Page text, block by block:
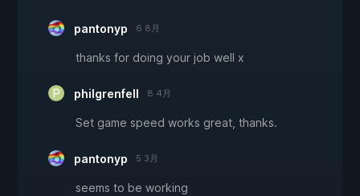
pantonyp 6 8月
thanks for doing your job well x
philgrenfell 8 4月
Set game speed works great, thanks.
pantonyp 5 3月
seems to be working